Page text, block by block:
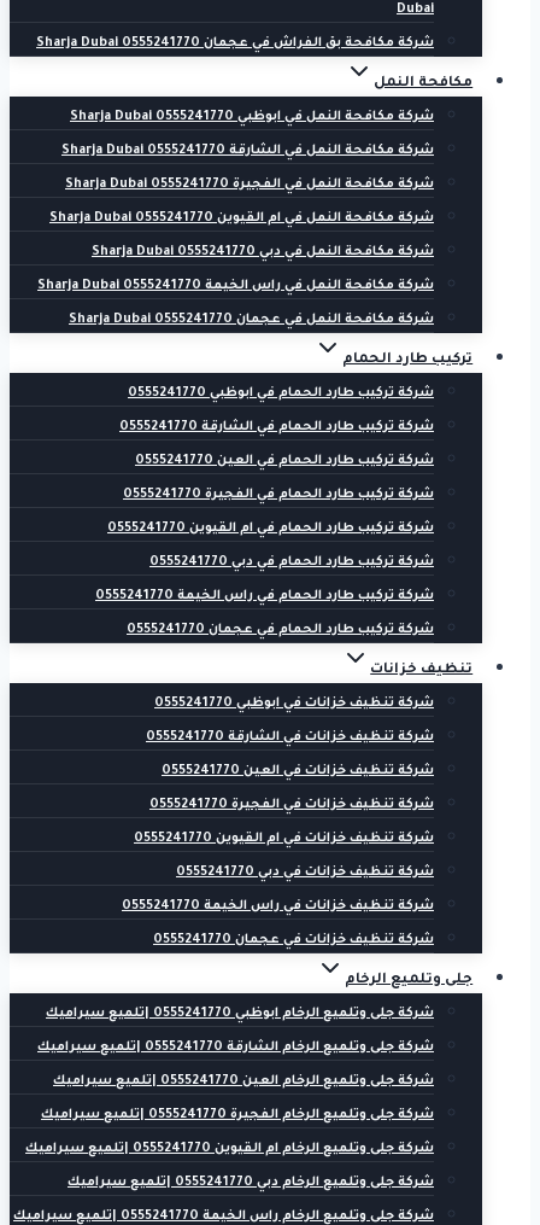
Dubai
شركة مكافحة بق الفراش في عجمان 0555241770 Sharja Dubai
مكافحة النمل
شركة مكافحة النمل في ابوظبي 0555241770 Sharja Dubai
شركة مكافحة النمل في الشارقة 0555241770 Sharja Dubai
شركة مكافحة النمل في الفجيرة 0555241770 Sharja Dubai
شركة مكافحة النمل في ام القيوين 0555241770 Sharja Dubai
شركة مكافحة النمل في دبي 0555241770 Sharja Dubai
شركة مكافحة النمل في راس الخيمة 0555241770 Sharja Dubai
شركة مكافحة النمل في عجمان 0555241770 Sharja Dubai
تركيب طارد الحمام
شركة تركيب طارد الحمام في ابوظبي 0555241770
شركة تركيب طارد الحمام في الشارقة 0555241770
شركة تركيب طارد الحمام في العين 0555241770
شركة تركيب طارد الحمام في الفجيرة 0555241770
شركة تركيب طارد الحمام في ام القيوين 0555241770
شركة تركيب طارد الحمام في دبي 0555241770
شركة تركيب طارد الحمام في راس الخيمة 0555241770
شركة تركيب طارد الحمام في عجمان 0555241770
تنظيف خزانات
شركة تنظيف خزانات في ابوظبي 0555241770
شركة تنظيف خزانات في الشارقة 0555241770
شركة تنظيف خزانات في العين 0555241770
شركة تنظيف خزانات في الفجيرة 0555241770
شركة تنظيف خزانات في ام القيوين 0555241770
شركة تنظيف خزانات في دبي 0555241770
شركة تنظيف خزانات في راس الخيمة 0555241770
شركة تنظيف خزانات في عجمان 0555241770
جلى وتلميع الرخام
شركة جلى وتلميع الرخام ابوظبي 0555241770 |تلميع سيراميك
شركة جلى وتلميع الرخام الشارقة 0555241770 |تلميع سيراميك
شركة جلى وتلميع الرخام العين 0555241770 |تلميع سيراميك
شركة جلى وتلميع الرخام الفجيرة 0555241770 |تلميع سيراميك
شركة جلى وتلميع الرخام ام القيوين 0555241770 |تلميع سيراميك
شركة جلى وتلميع الرخام دبي 0555241770 |تلميع سيراميك
شركة جلى وتلميع الرخام راس الخيمة 0555241770 |تلميع سيراميك